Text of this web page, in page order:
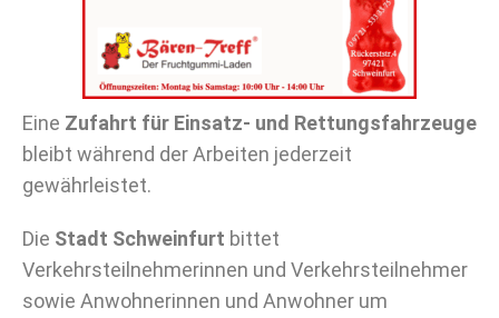
Eine Zufahrt für Einsatz- und Rettungsfahrzeuge
bleibt während der Arbeiten jederzeit
gewährleistet.
Die Stadt Schweinfurt bittet
Verkehrsteilnehmerinnen und Verkehrsteilnehmer
sowie Anwohnerinnen und Anwohner um